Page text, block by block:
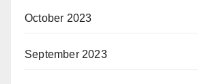
October 2023
September 2023